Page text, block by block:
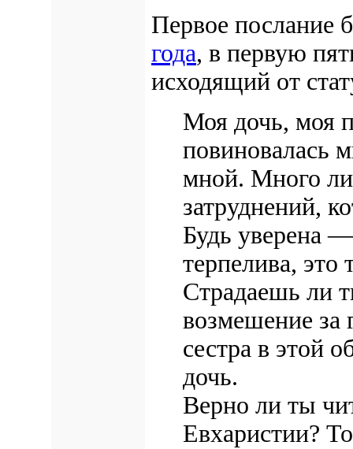
Первое послание
года, в первую
исходящий от
Моя дочь, моя
повиновалась
мной. Много
затруднений,
Будь уверена
терпелива, это
Страдаешь ли
возмешение за
сестра в этой
дочь.
Верно ли ты
Евхаристии?